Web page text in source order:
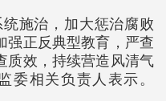
施治，加大惩治腐败
强正反典型教育，严查
质效，持续营造风清气
委相关负责人表示。